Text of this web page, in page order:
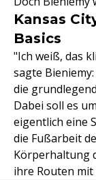
Kansas
Basics
"Ich weiß, das
sagte
die
Dabei soll es
eigentlich eine
die Fußarbeit
Körperhaltung
ihre Routen